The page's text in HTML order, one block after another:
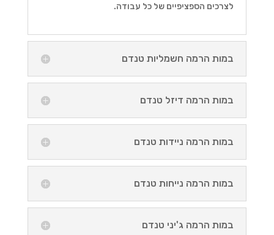
לצרכים הספציפיים של כל עבודה.
במות הרמה חשמליות טנדם
במות הרמה דיזל טנדם
במות הרמה ניידות טנדם
במות הרמה נייחות טנדם
במות הרמה ג'יני טנדם